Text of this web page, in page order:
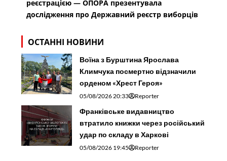
реєстрацією — ОПОРА презентувала
дослідження про Державний реєстр виборців
ОСТАННІ НОВИНИ
Воїна з Бурштина Ярослава
Климчука посмертно відзначили
орденом «Хрест Героя»
05/08/2026 20:33 Reporter
Франківське видавництво
втратило книжки через російський
удар по складу в Харкові
05/08/2026 19:45 Reporter